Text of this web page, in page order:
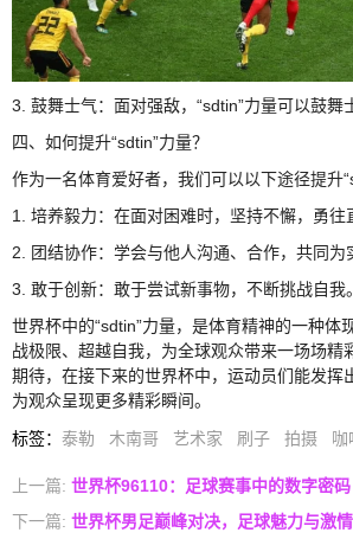
3. 鼓舞士气：面对强敌，“sdtin”力量可以鼓舞
四、如何提升“sdtin”力量？
作为一名体育爱好者，我们可以以下途径提升
1. 培养毅力：在面对困难时，坚持不懈，勇往
2. 团结协作：学会与他人沟通、合作，共同为
3. 敢于创新：敢于尝试新事物，不断挑战自我。
世界杯中的“sdtin”力量，是体育精神的一种体
战极限、超越自我，为全球观众带来一场场精
期待，在接下来的世界杯中，运动员们能发挥
为观众呈现更多精彩瞬间。
标签： 泰勒 木南哥 艺术家 刷子 拍摄 咖
上一篇: 世界杯96110：足球赛事中的数字密码
下一篇: 世界杯男足巅峰对决，足球魅力与激情